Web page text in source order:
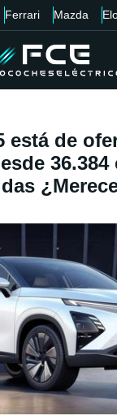
Ferrari Mazda
está de
36.384